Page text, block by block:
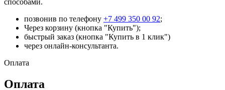
способами.
позвонив по телефону +7 499 350 00 92;
Через корзину (кнопка "Купить");
быстрый заказ (кнопка "Купить в 1 клик")
через онлайн-консультанта.
Оплата
Оплата